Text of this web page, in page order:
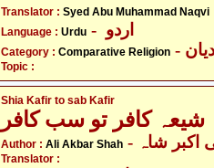
Translator : Syed Abu Muhammad Naqvi
Language : Urdu
Category : Comparative Religion
Topic :
Shia Kafir to sab Kafir
شیعہ کافر تو سب کافر
Author : Ali Akbar Shah اکبر شاہ
Translator :